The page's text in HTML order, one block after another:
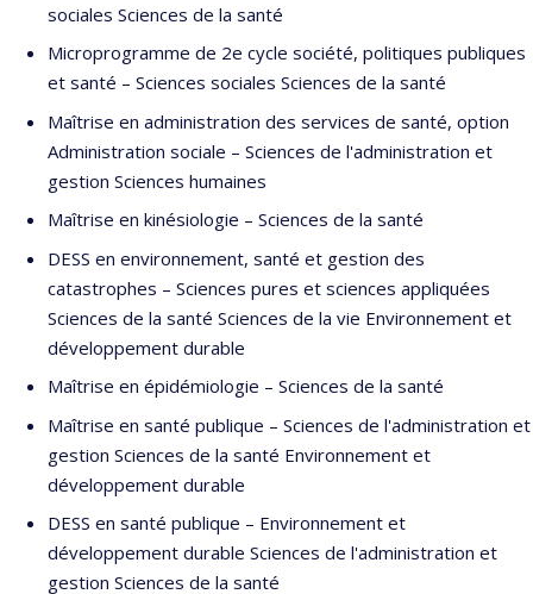
sociales Sciences de la santé
Microprogramme de 2e cycle société, politiques publiques
et santé – Sciences sociales Sciences de la santé
Maîtrise en administration des services de santé, option
Administration sociale – Sciences de l'administration et
gestion Sciences humaines
Maîtrise en kinésiologie – Sciences de la santé
DESS en environnement, santé et gestion des
catastrophes – Sciences pures et sciences appliquées
Sciences de la santé Sciences de la vie Environnement et
développement durable
Maîtrise en épidémiologie – Sciences de la santé
Maîtrise en santé publique – Sciences de l'administration et
gestion Sciences de la santé Environnement et
développement durable
DESS en santé publique – Environnement et
développement durable Sciences de l'administration et
gestion Sciences de la santé